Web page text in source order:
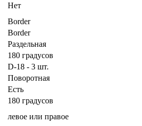
Нет
Border
Border
Раздельная
180 градусов
D-18 - 3 шт.
Поворотная
Есть
180 градусов
левое или правое